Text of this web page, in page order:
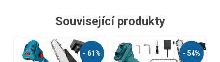
Související produkty
- 55% - 56%